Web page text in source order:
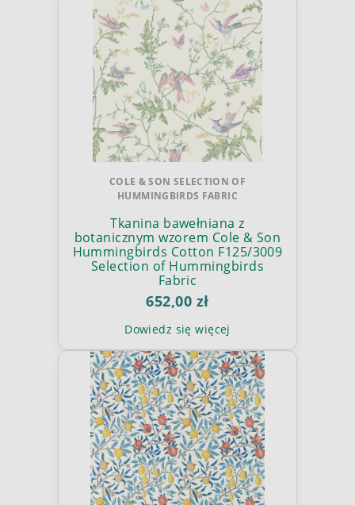
COLE & SON SELECTION OF
HUMMINGBIRDS FABRIC
Tkanina bawełniana z
botanicznym wzorem Cole & Son
Hummingbirds Cotton F125/3009
Selection of Hummingbirds
Fabric
652,00 zł
Dowiedz się więcej